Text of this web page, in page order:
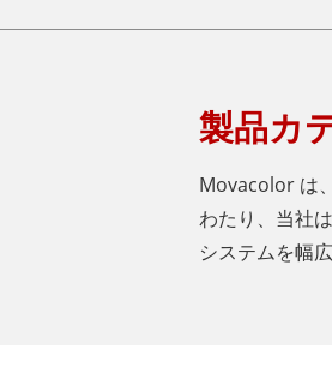
製品カ
Movacolor は
わたり、当社
システムを幅